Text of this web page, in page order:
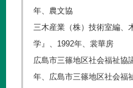
年、農文協
三木産業（株）技術室編、
学』、1992年、裳華房
広島市三篠地区社会福祉協
年、広島市三篠地区社会福